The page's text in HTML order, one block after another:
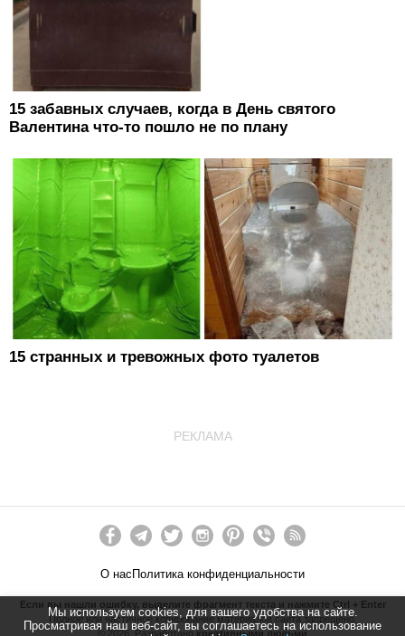
Мы используем cookies, для вашего удобства на сайте.
Просматривая наш веб-сайт, вы соглашаетесь на использование
15 забавных случаев, когда в День святого
Валентина что-то пошло не по плану
15 странных и тревожных фото туалетов
РЕКЛАМА
О нас Политика конфиденциальности
Если вы нашли ошибку, выделите фрагмент текста и нажмите Ctrl + Enter
Полное или частичное копирование материалов сайта запрещено.
©2026 . Разработанокреативными людьми